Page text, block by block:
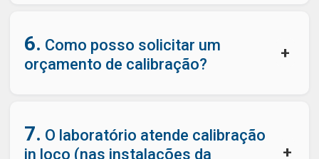
6. Como posso solicitar um
orçamento de calibração?
+
7. O laboratório atende calibração
in loco (nas instalações da
+